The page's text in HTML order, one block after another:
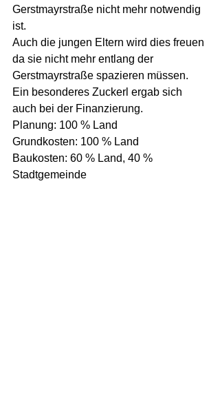
Gerstmayrstraße nicht mehr notwendig
ist.
Auch die jungen Eltern wird dies freuen
da sie nicht mehr entlang der
Gerstmayrstraße spazieren müssen.
Ein besonderes Zuckerl ergab sich
auch bei der Finanzierung.
Planung: 100 % Land
Grundkosten: 100 % Land
Baukosten: 60 % Land, 40 %
Stadtgemeinde